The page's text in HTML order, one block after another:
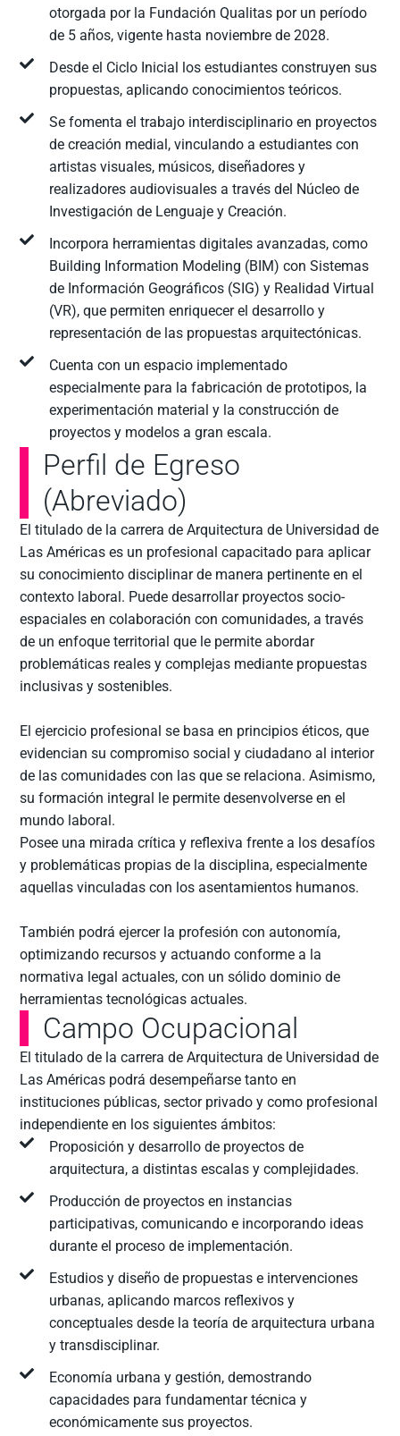
otorgada por la Fundación Qualitas por un período
de 5 años, vigente hasta noviembre de 2028.
Desde el Ciclo Inicial los estudiantes construyen sus
propuestas, aplicando conocimientos teóricos.
Se fomenta el trabajo interdisciplinario en proyectos
de creación medial, vinculando a estudiantes con
artistas visuales, músicos, diseñadores y
realizadores audiovisuales a través del Núcleo de
Investigación de Lenguaje y Creación.
Incorpora herramientas digitales avanzadas, como
Building Information Modeling (BIM) con Sistemas
de Información Geográficos (SIG) y Realidad Virtual
(VR), que permiten enriquecer el desarrollo y
representación de las propuestas arquitectónicas.
Cuenta con un espacio implementado
especialmente para la fabricación de prototipos, la
experimentación material y la construcción de
proyectos y modelos a gran escala.
Perfil de Egreso
(Abreviado)
El titulado de la carrera de Arquitectura de Universidad de
Las Américas es un profesional capacitado para aplicar
su conocimiento disciplinar de manera pertinente en el
contexto laboral. Puede desarrollar proyectos socio-
espaciales en colaboración con comunidades, a través
de un enfoque territorial que le permite abordar
problemáticas reales y complejas mediante propuestas
inclusivas y sostenibles.
El ejercicio profesional se basa en principios éticos, que
evidencian su compromiso social y ciudadano al interior
de las comunidades con las que se relaciona. Asimismo,
su formación integral le permite desenvolverse en el
mundo laboral.
Posee una mirada crítica y reflexiva frente a los desafíos
y problemáticas propias de la disciplina, especialmente
aquellas vinculadas con los asentamientos humanos.
También podrá ejercer la profesión con autonomía,
optimizando recursos y actuando conforme a la
normativa legal actuales, con un sólido dominio de
herramientas tecnológicas actuales.
Campo Ocupacional
El titulado de la carrera de Arquitectura de Universidad de
Las Américas podrá desempeñarse tanto en
instituciones públicas, sector privado y como profesional
independiente en los siguientes ámbitos:
Proposición y desarrollo de proyectos de
arquitectura, a distintas escalas y complejidades.
Producción de proyectos en instancias
participativas, comunicando e incorporando ideas
durante el proceso de implementación.
Estudios y diseño de propuestas e intervenciones
urbanas, aplicando marcos reflexivos y
conceptuales desde la teoría de arquitectura urbana
y transdisciplinar.
Economía urbana y gestión, demostrando
capacidades para fundamentar técnica y
económicamente sus proyectos.